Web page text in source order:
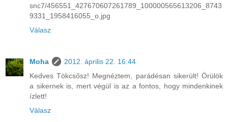
snc7/456551_427670607261789_100000565613206_8743
9331_1958416055_o.jpg
Válasz
Moha
2012. április 22. 16:44
Kedves Tökcsősz! Megnéztem, parádésan sikerült! Örülök
a sikernek is, mert végül is az a fontos, hogy mindenkinek
ízlett!
Válasz